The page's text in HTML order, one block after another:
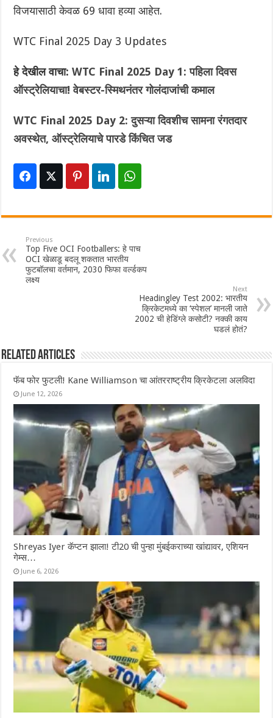
विजयासाठी केवळ 69 धावा हव्या आहेत.
WTC Final 2025 Day 3 Updates
हे देखील वाचा:WTC Final 2025 Day 1: पहिला दिवस
ऑस्ट्रेलियाचा! वेबस्टर-स्मिथनंतर गोलंदाजांची कमाल
WTC Final 2025 Day 2: दुसऱ्या दिवशीच सामना रंगतदार
अवस्थेत, ऑस्ट्रेलियाचे पारडे किंचित जड
Previous
Top Five OCI Footballers: हे पाच
OCI खेळाडू बदलू शकतात भारतीय
फुटबॉलचा वर्तमान, 2030 फिफा वर्ल्डकप
लक्ष्य
Next
Headingley Test 2002: भारतीय
क्रिकेटमध्ये का ‘स्पेशल’ मानली जाते
2002 ची हेडिंग्ले कसोटी? नक्की काय
घडलं होतं?
Related Articles
फॅब फोर फुटली! Kane Williamson चा आंतरराष्ट्रीय क्रिकेटला अलविदा
June 12, 2026
Shreyas Iyer कॅप्टन झाला! टी20 ची पुन्हा मुंबईकराच्या खांद्यावर, एशियन
गेम्स…
June 6, 2026